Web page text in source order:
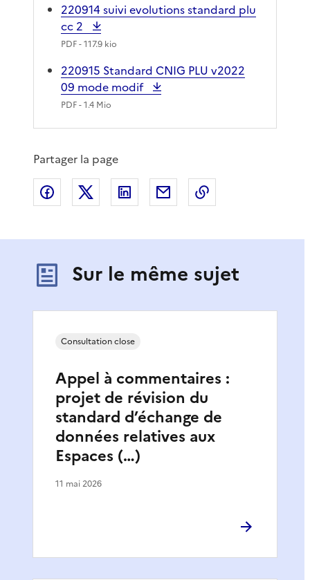
220914 suivi evolutions standard plu
cc 2
PDF- 117.9 kio
220915 Standard CNIG PLU v2022
09 mode modif
PDF- 1.4 Mio
Partager la page
Partager sur Facebook
Partager sur XPartager sur LinkedIn
Partager par email
Sur le même sujet
Appel à commentaires :
projet de révision du
standard d’échange de
données relatives aux
Espaces (…)
Consultation close
11 mai 2026